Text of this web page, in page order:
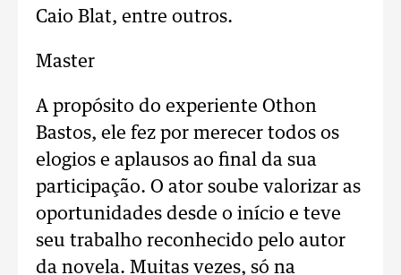
Caio Blat, entre outros.
Master
A propósito do experiente Othon
Bastos, ele fez por merecer todos os
elogios e aplausos ao final da sua
participação. O ator soube valorizar as
oportunidades desde o início e teve
seu trabalho reconhecido pelo autor
da novela. Muitas vezes, só na